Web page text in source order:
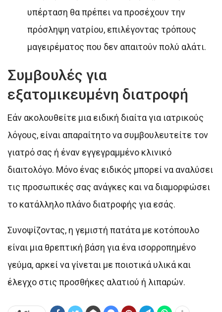
υπέρταση θα πρέπει να προσέχουν την
πρόσληψη νατρίου, επιλέγοντας τρόπους
μαγειρέματος που δεν απαιτούν πολύ αλάτι.
Συμβουλές για
εξατομικευμένη διατροφή
Εάν ακολουθείτε μια ειδική διαίτα για ιατρικούς
λόγους, είναι απαραίτητο να συμβουλευτείτε τον
γιατρό σας ή έναν εγγεγραμμένο κλινικό
διαιτολόγο. Μόνο ένας ειδικός μπορεί να αναλύσει
τις προσωπικές σας ανάγκες και να διαμορφώσει
το κατάλληλο πλάνο διατροφής για εσάς.
Συνοψίζοντας, η γεμιστή πατάτα με κοτόπουλο
είναι μια θρεπτική βάση για ένα ισορροπημένο
γεύμα, αρκεί να γίνεται με ποιοτικά υλικά και
έλεγχο στις προσθήκες αλατιού ή λιπαρών.